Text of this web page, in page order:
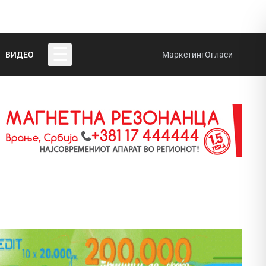
ВИДЕО МаркетингОгласи